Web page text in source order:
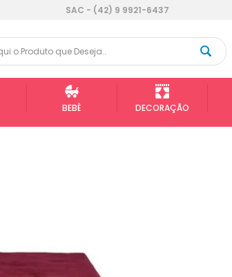
SAC - (42) 9 9921-6437
BEBÊ DECORAÇÃO